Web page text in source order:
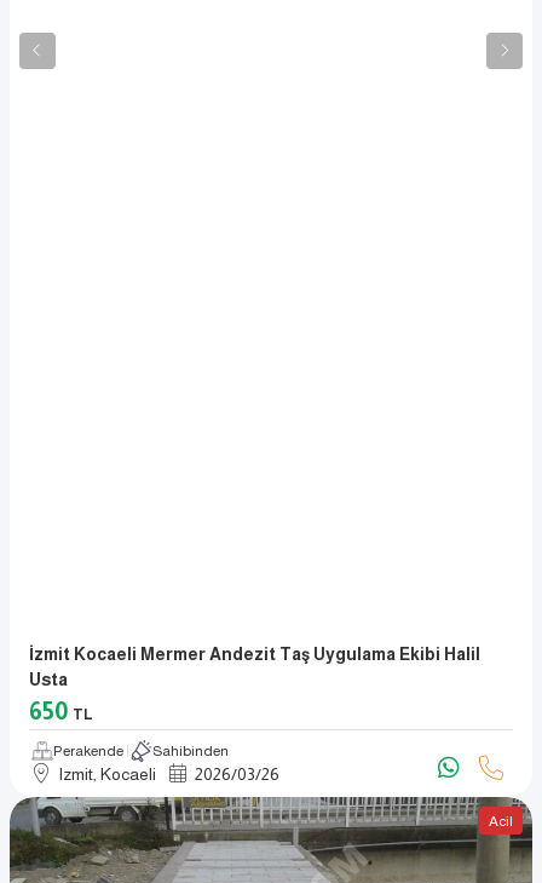
İzmit Kocaeli Mermer Andezit Taş Uygulama Ekibi Halil
Usta
650 TL
Perakende Sahibinden
Izmit, Kocaeli 2026/03/26
Acil